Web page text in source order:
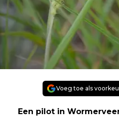
Voeg toe als
Een pilot in